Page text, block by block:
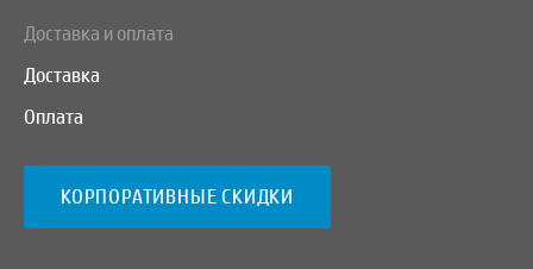
Доставка и оплата
Доставка
Оплата
КОРПОРАТИВНЫЕ СКИДКИ